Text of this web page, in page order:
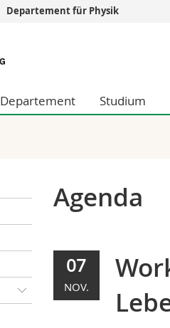
Wirtschafts- und
Philosophische Fak.
Departement für Physik
Departement Studium
Agenda
07
NOV.